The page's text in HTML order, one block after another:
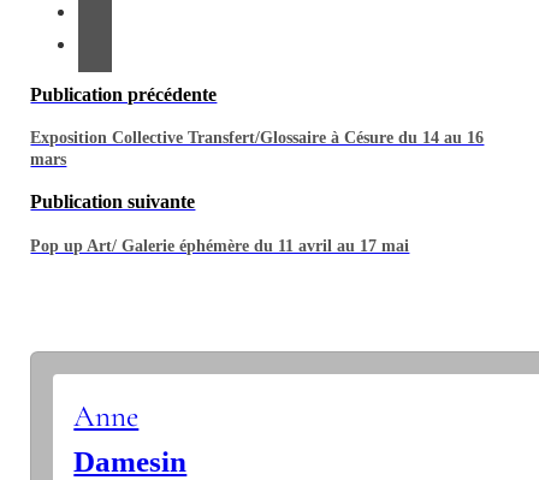
Publication précédente
Exposition Collective Transfert/Glossaire à Césure du 14 au 16
mars
Publication suivante
Pop up Art/ Galerie éphémère du 11 avril au 17 mai
Anne
Damesin